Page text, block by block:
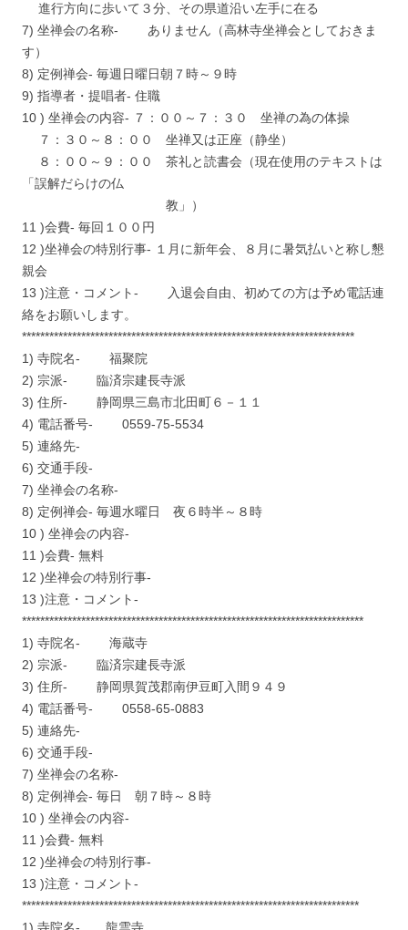
進行方向に歩いて３分、その県道沿い左手に在る
7) 坐禅会の名称- ありません（高林寺坐禅会としておきま
す）
8) 定例禅会- 毎週日曜日朝７時～９時
9) 指導者・提唱者- 住職
10 ) 坐禅会の内容- ７：００～７：３０ 坐禅の為の体操
７：３０～８：００ 坐禅又は正座（静坐）
８：００～９：００ 茶礼と読書会（現在使用のテキストは
「誤解だらけの仏
教」）
11 )会費- 毎回１００円
12 )坐禅会の特別行事- １月に新年会、８月に暑気払いと称し懇
親会
13 )注意・コメント- 入退会自由、初めての方は予め電話連
絡をお願いします。
*************************************************************************
1) 寺院名- 福聚院
2) 宗派- 臨済宗建長寺派
3) 住所- 静岡県三島市北田町６－１１
4) 電話番号- 0559-75-5534
5) 連絡先-
6) 交通手段-
7) 坐禅会の名称-
8) 定例禅会- 毎週水曜日 夜６時半～８時
10 ) 坐禅会の内容-
11 )会費- 無料
12 )坐禅会の特別行事-
13 )注意・コメント-
***************************************************************************
1) 寺院名- 海蔵寺
2) 宗派- 臨済宗建長寺派
3) 住所- 静岡県賀茂郡南伊豆町入間９４９
4) 電話番号- 0558-65-0883
5) 連絡先-
6) 交通手段-
7) 坐禅会の名称-
8) 定例禅会- 毎日 朝７時～８時
10 ) 坐禅会の内容-
11 )会費- 無料
12 )坐禅会の特別行事-
13 )注意・コメント-
**************************************************************************